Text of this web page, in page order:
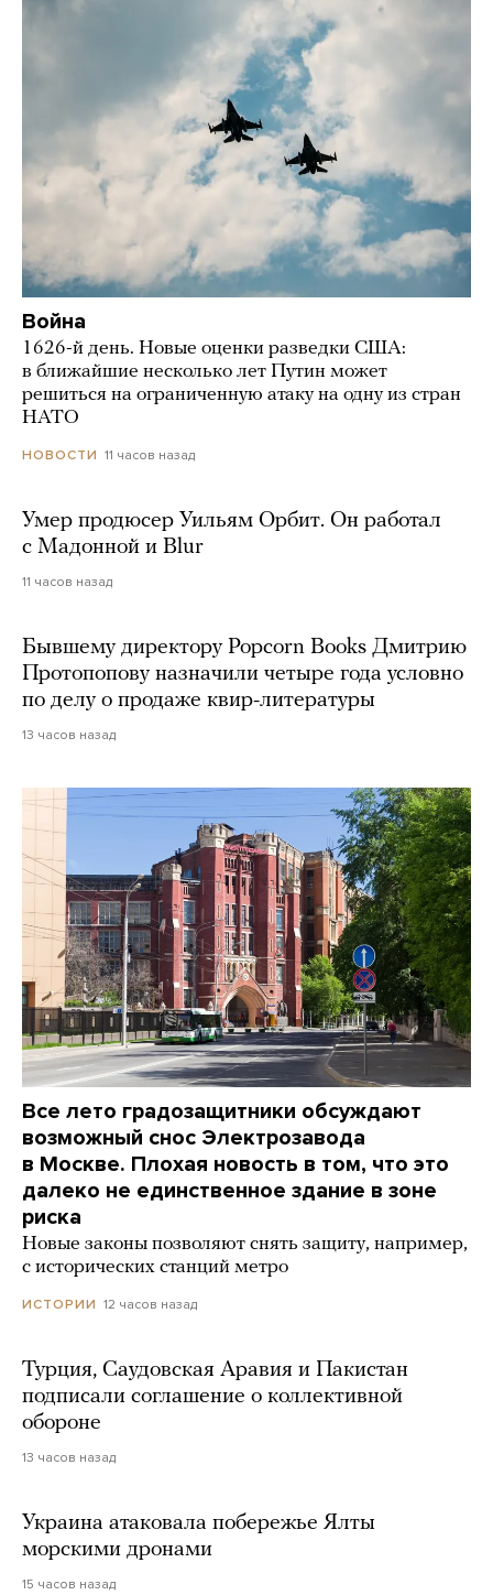
Война
1626-й день. Новые оценки разведки США:
в ближайшие несколько лет Путин может
решиться на ограниченную атаку на одну из стран
НАТО
НОВОСТИ 11 часов назад
Умер продюсер Уильям Орбит. Он работал
с Мадонной и Blur
11 часов назад
Бывшему директору Popcorn Books Дмитрию
Протопопову назначили четыре года условно
по делу о продаже квир-литературы
13 часов назад
Все лето градозащитники обсуждают
возможный снос Электрозавода
в Москве. Плохая новость в том, что это
далеко не единственное здание в зоне
риска
Новые законы позволяют снять защиту, например,
с исторических станций метро
ИСТОРИИ 12 часов назад
Турция, Саудовская Аравия и Пакистан
подписали соглашение о коллективной
обороне
13 часов назад
Украина атаковала побережье Ялты
морскими дронами
15 часов назад